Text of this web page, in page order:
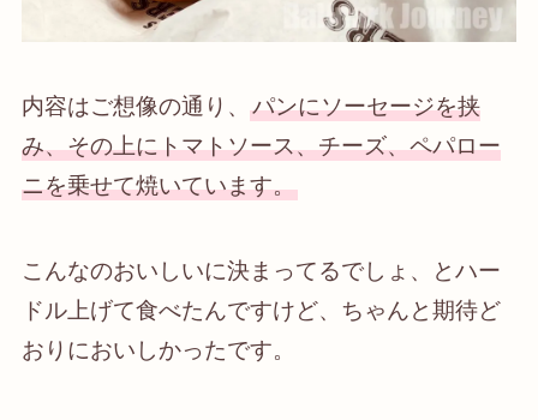
内容はご想像の通り、 パンにソーセージを挟
み、その上にトマトソース、チーズ、ペパロー
ニを乗せて焼いています。
こんなのおいしいに決まってるでしょ、とハー
ドル上げて食べたんですけど、ちゃんと期待ど
おりにおいしかったです。